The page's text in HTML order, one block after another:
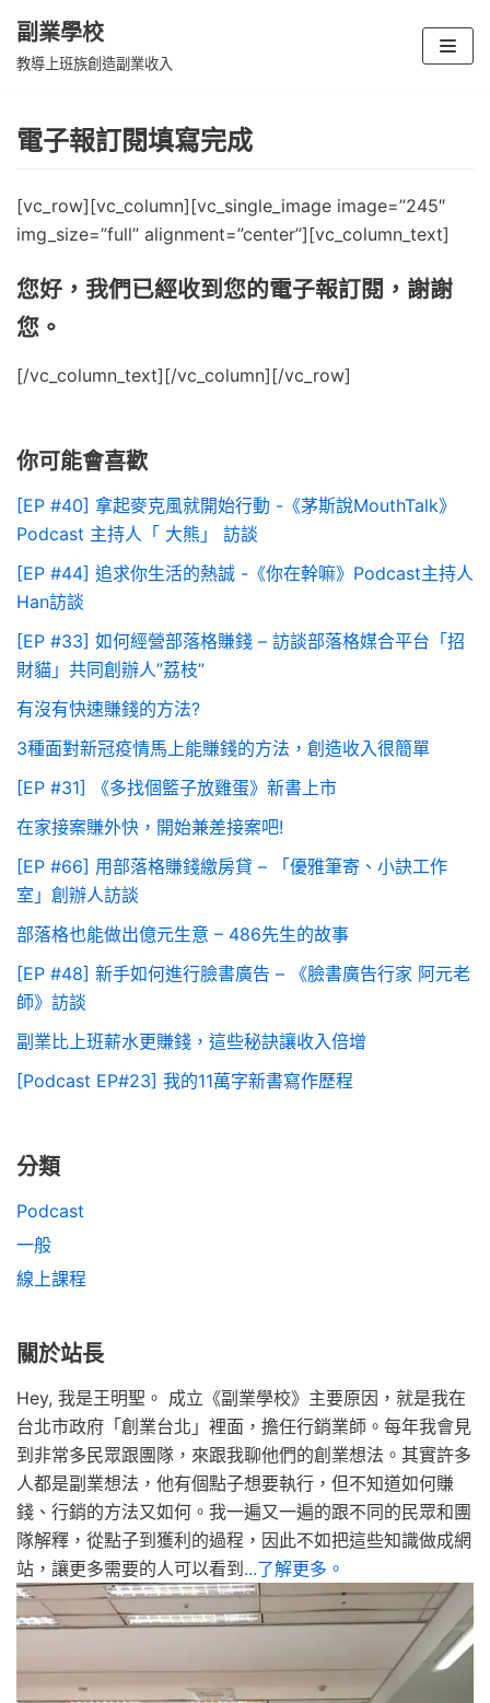
Skip
副業學校
教導上班族創造副業收入
電子報訂閱填寫完成
[vc_row][vc_column][vc_single_image image=”245″
img_size=”full” alignment=”center”][vc_column_text]
您好，我們已經收到您的電子報訂閱，謝謝
您。
[/vc_column_text][/vc_column][/vc_row]
你可能會喜歡
[EP #40] 拿起麥克風就開始行動 -《茅斯說MouthTalk》
Podcast 主持人「 大熊」 訪談
[EP #44] 追求你生活的熱誠 -《你在幹嘛》Podcast主持人
Han訪談
[EP #33] 如何經營部落格賺錢 – 訪談部落格媒合平台「招
財貓」共同創辦人”荔枝”
有沒有快速賺錢的方法?
3種面對新冠疫情馬上能賺錢的方法，創造收入很簡單
[EP #31] 《多找個籃子放雞蛋》新書上市
在家接案賺外快，開始兼差接案吧!
[EP #66] 用部落格賺錢繳房貸 – 「優雅筆寄、小訣工作
室」創辦人訪談
部落格也能做出億元生意 – 486先生的故事
[EP #48] 新手如何進行臉書廣告 – 《臉書廣告行家 阿元老
師》訪談
副業比上班薪水更賺錢，這些秘訣讓收入倍增
[Podcast EP#23] 我的11萬字新書寫作歷程
分類
Podcast
一般
線上課程
關於站長
Hey, 我是王明聖。 成立《副業學校》主要原因，就是我在
台北市政府「創業台北」裡面，擔任行銷業師。每年我會見
到非常多民眾跟團隊，來跟我聊他們的創業想法。其實許多
人都是副業想法，他有個點子想要執行，但不知道如何賺
錢、行銷的方法又如何。我一遍又一遍的跟不同的民眾和團
隊解釋，從點子到獲利的過程，因此不如把這些知識做成網
站，讓更多需要的人可以看到...了解更多。